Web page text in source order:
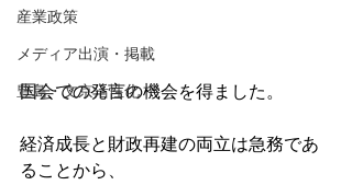
産業政策
メディア出演・掲載
豊島・文京活性化
国会での発言の機会を得ました。
経済成長と財政再建の両立は急務であ
ることから、